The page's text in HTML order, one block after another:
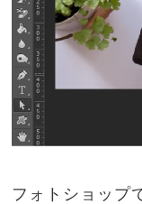
フォトショップ